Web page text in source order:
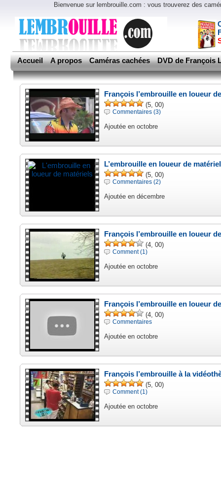
Bienvenue sur lembrouille.com : vous trouverez des
Accueil A propos Caméras cachées DVD de François
François l’embrouille en loueur
(5, 00)
Commentaires (3)
Ajoutée en octobre
L’embrouille en loueur de
(5, 00)
Commentaires (2)
Ajoutée en décembre
François l’embrouille en loueur
(4, 00)
Comment (1)
Ajoutée en octobre
François l’embrouille en loueur
(4, 00)
Commentaires
Ajoutée en octobre
François l’embrouille à la
(5, 00)
Comment (1)
Ajoutée en octobre